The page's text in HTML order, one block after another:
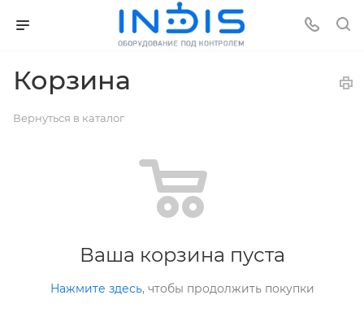
Корзина
Вернуться в каталог
Ваша корзина пуста
Нажмите здесь, чтобы продолжить покупки